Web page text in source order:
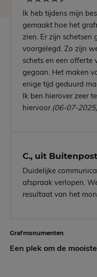
Ik heb tijdens mijn
gemaakt hoe het
zien. Er zijn schetsen
voorgelegd. Zo zijn
schets en een offerte
gegaan. Het maken
enige tijd geduurd
Ik ben hierover zeer
hiervoor.(06-07-
C., uit Buitenpost
Duidelijke
afspraak verlopen.
resultaat van het
Grafmonumenten
Een plek om de